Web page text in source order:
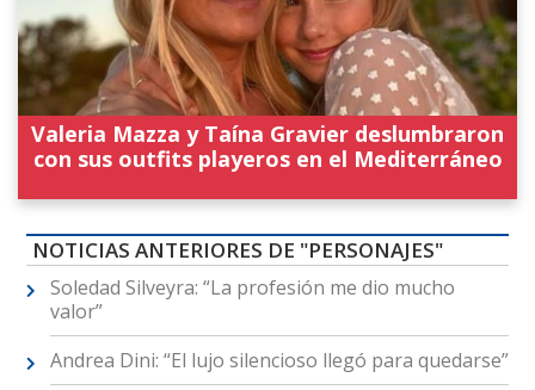
Valeria Mazza y Taína Gravier deslumbraron
con sus outfits playeros en el Mediterráneo
NOTICIAS ANTERIORES DE "PERSONAJES"
Soledad Silveyra: “La profesión me dio mucho
valor”
Andrea Dini: “El lujo silencioso llegó para quedarse”